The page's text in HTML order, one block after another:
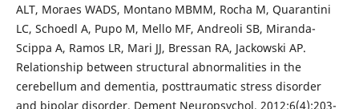
ALT, Moraes WADS, Montano MBMM, Rocha M, Quarantini
LC, Schoedl A, Pupo M, Mello MF, Andreoli SB, Miranda-
Scippa A, Ramos LR, Mari JJ, Bressan RA, Jackowski AP.
Relationship between structural abnormalities in the
cerebellum and dementia, posttraumatic stress disorder
and bipolar disorder. Dement Neuropsychol. 2012;6(4):203-